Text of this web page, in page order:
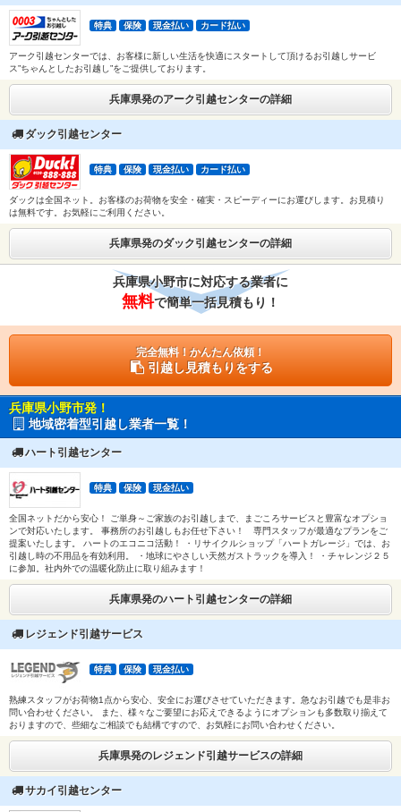
特典 保険 現金払い カード払い
アーク引越センターでは、お客様に新しい生活を快適にスタートして頂けるお引越しサービ
ス”ちゃんとしたお引越し”をご提供しております。
兵庫県発のアーク引越センターの詳細
ダック引越センター
特典 保険 現金払い カード払い
ダックは全国ネット。お客様のお荷物を安全・確実・スピーディーにお運びします。お見積り
は無料です。お気軽にご利用ください。
兵庫県発のダック引越センターの詳細
兵庫県小野市に対応する業者に
無料で簡単一括見積もり！
完全無料！かんたん依頼！
引越し見積もりをする
兵庫県小野市発！
地域密着型引越し業者一覧！
ハート引越センター
特典 保険 現金払い
全国ネットだから安心！ ご単身～ご家族のお引越しまで、まごころサービスと豊富なオプショ
ンで対応いたします。 事務所のお引越しもお任せ下さい！ 専門スタッフが最適なプランをご
提案いたします。 ハートのエコニコ活動！ ・リサイクルショップ「ハートガレージ」では、お
引越し時の不用品を有効利用。 ・地球にやさしい天然ガストラックを導入！ ・チャレンジ２５
に参加。社内外での温暖化防止に取り組みます！
兵庫県発のハート引越センターの詳細
レジェンド引越サービス
特典 保険 現金払い
熟練スタッフがお荷物1点から安心、安全にお運びさせていただきます。急なお引越でも是非お
問い合わせください。 また、様々なご要望にお応えできるようにオプションも多数取り揃えて
おりますので、些細なご相談でも結構ですので、お気軽にお問い合わせください。
兵庫県発のレジェンド引越サービスの詳細
サカイ引越センター